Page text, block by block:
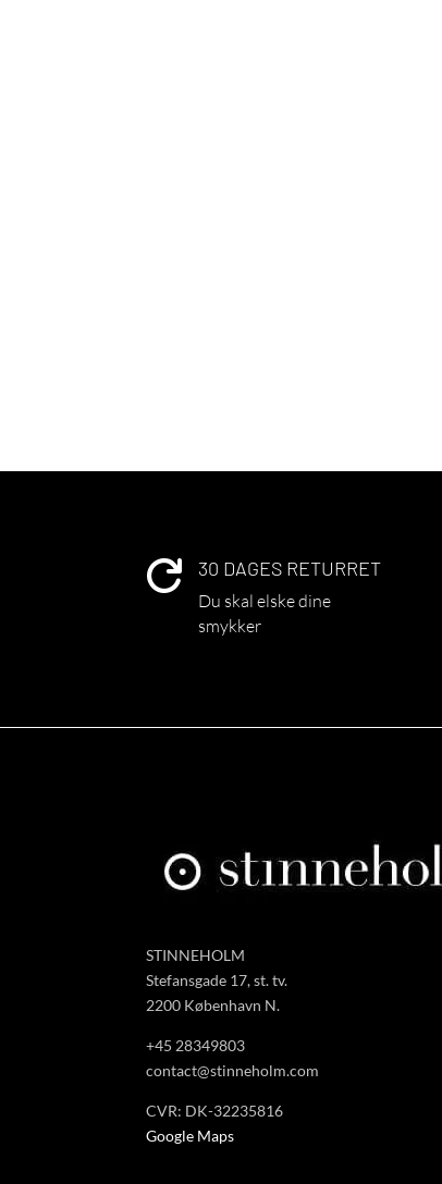
 30 DAGES RETURRET
Du skal elske dine
smykker
STINNEHOLM
Stefansgade 17, st. tv.
2200 København N.
+45 28349803
contact@stinneholm.com
CVR: DK-32235816
Google Maps